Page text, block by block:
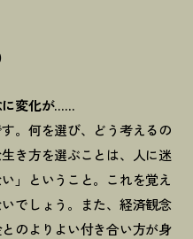
に変化が……
。何を選び、どう考えるの
き方を選ぶことは、人に迷
」ということ。これを覚え
でしょう。また、経済観念
のよりよい付き合い方が身